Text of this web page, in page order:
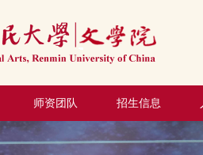
师资团队 招生信息